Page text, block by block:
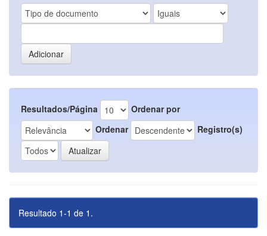
Resultados/Página
Ordenar por
Ordenar
Registro(s)
Resultado 1-1 de 1.